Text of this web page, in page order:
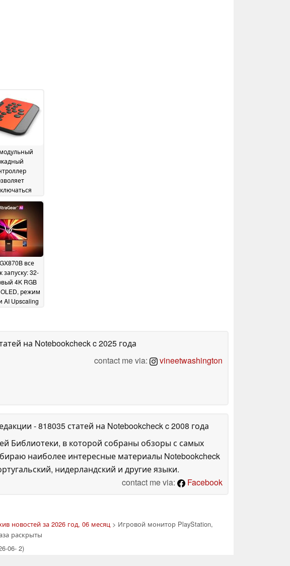
и без
23 June 2026
все
запуску: 32-
4K RGB
режим
AI Upscaling
на Notebookcheckc 2025 года
contact me via:
vineetwashington
- 818035 статей на Notebookcheckc 2008 года
Библиотеки, в которой собраны обзоры с самых
наиболее интересные материалы Notebookcheck
нидерландский и другие языки.
contact me via:
Facebook
новостей за 2026 год, 06 месяц > Игровой монитор PlayStation,
раскрыты
06- 2)